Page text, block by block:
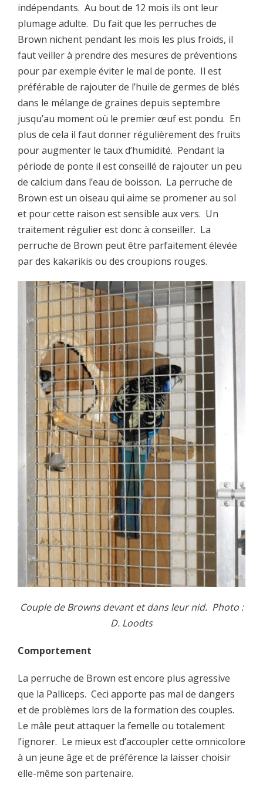
indépendants. Au bout de 12 mois ils ont leur
plumage adulte. Du fait que les perruches de
Brown nichent pendant les mois les plus froids, il
faut veiller à prendre des mesures de préventions
pour par exemple éviter le mal de ponte. Il est
préférable de rajouter de l’huile de germes de blés
dans le mélange de graines depuis septembre
jusqu’au moment où le premier œuf est pondu. En
plus de cela il faut donner régulièrement des fruits
pour augmenter le taux d’humidité. Pendant la
période de ponte il est conseillé de rajouter un peu
de calcium dans l’eau de boisson. La perruche de
Brown est un oiseau qui aime se promener au sol
et pour cette raison est sensible aux vers. Un
traitement régulier est donc à conseiller. La
perruche de Brown peut être parfaitement élevée
par des kakarikis ou des croupions rouges.
Couple de Browns devant et dans leur nid. Photo :
D. Loodts
Comportement
La perruche de Brown est encore plus agressive
que la Palliceps. Ceci apporte pas mal de dangers
et de problèmes lors de la formation des couples.
Le mâle peut attaquer la femelle ou totalement
l’ignorer. Le mieux est d’accoupler cette omnicolore
à un jeune âge et de préférence la laisser choisir
elle-même son partenaire.